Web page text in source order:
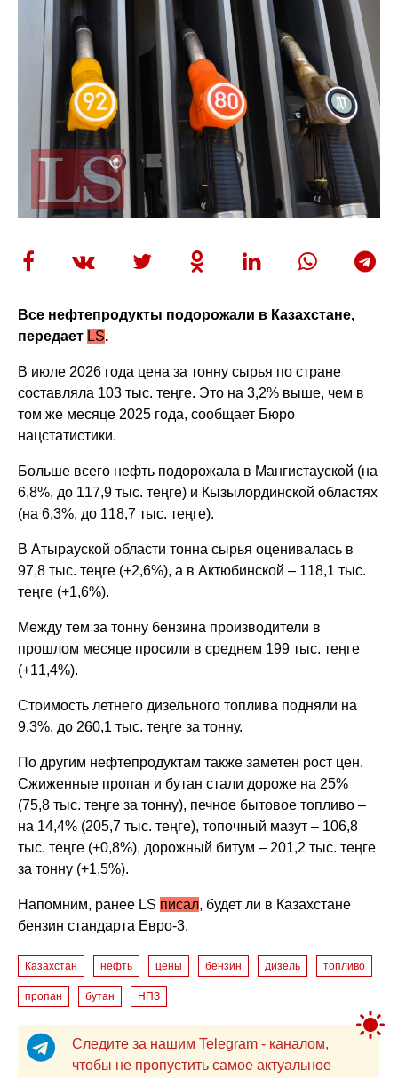
Все нефтепродукты подорожали в Казахстане,
передает LS.
В июле 2026 года цена за тонну сырья по стране
составляла 103 тыс. теңге. Это на 3,2% выше, чем в
том же месяце 2025 года, сообщает Бюро
нацстатистики.
Больше всего нефть подорожала в Мангистауской (на
6,8%, до 117,9 тыс. теңге) и Кызылординской областях
(на 6,3%, до 118,7 тыс. теңге).
В Атырауской области тонна сырья оценивалась в
97,8 тыс. теңге (+2,6%), а в Актюбинской – 118,1 тыс.
теңге (+1,6%).
Между тем за тонну бензина производители в
прошлом месяце просили в среднем 199 тыс. теңге
(+11,4%).
Стоимость летнего дизельного топлива подняли на
9,3%, до 260,1 тыс. теңге за тонну.
По другим нефтепродуктам также заметен рост цен.
Сжиженные пропан и бутан стали дороже на 25%
(75,8 тыс. теңге за тонну), печное бытовое топливо –
на 14,4% (205,7 тыс. теңге), топочный мазут – 106,8
тыс. теңге (+0,8%), дорожный битум – 201,2 тыс. теңге
за тонну (+1,5%).
Напомним, ранее LS писал, будет ли в Казахстане
бензин стандарта Евро-3.
Казахстан нефть цены бензин дизель топливо
пропан бутан НПЗ
Следите за нашим Telegram - каналом,
чтобы не пропустить самое актуальное